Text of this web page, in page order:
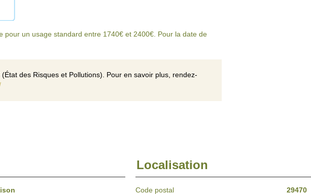
pour un usage standard entre 1740€ et 2400€. Pour la date de
des Risques et Pollutions). Pour en savoir plus, rendez-
Localisation
Code postal
29470